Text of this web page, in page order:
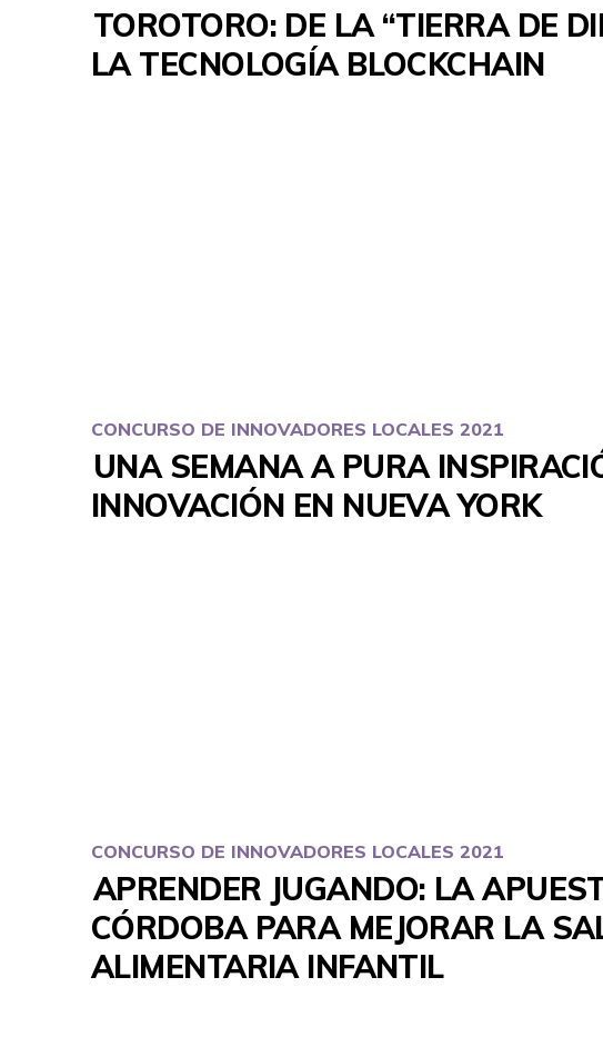
TOROTORO: DE LA “TIERRA DE
LA TECNOLOGÍA BLOCKCHAIN
CONCURSO DE INNOVADORES LOCALES 2021
UNA SEMANA A PURA
INNOVACIÓN EN NUEVA YORK
CONCURSO DE INNOVADORES LOCALES 2021
APRENDER JUGANDO: LA
CÓRDOBA PARA MEJORAR LA
ALIMENTARIA INFANTIL